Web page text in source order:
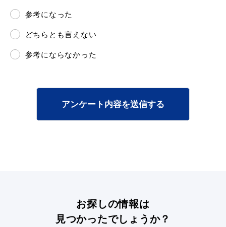
参考になった
どちらとも言えない
参考にならなかった
アンケート内容を送信する
お探しの情報は
見つかったでしょうか？